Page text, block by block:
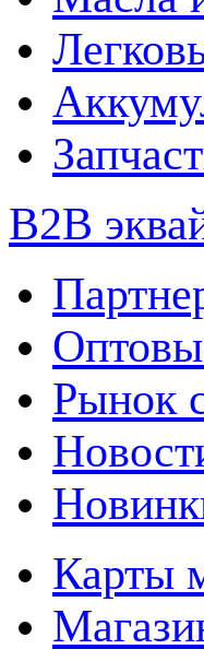
B2B
Рынок
Карты